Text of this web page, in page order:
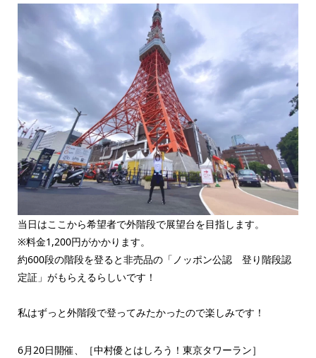
当日はここから希望者で外階段で展望台を目指します。
※料金1,200円がかかります。
約600段の階段を登ると非売品の「ノッポン公認 登り階段認
定証」がもらえるらしいです！
私はずっと外階段で登ってみたかったので楽しみです！
6月20日開催、［中村優とはしろう！東京タワーラン］